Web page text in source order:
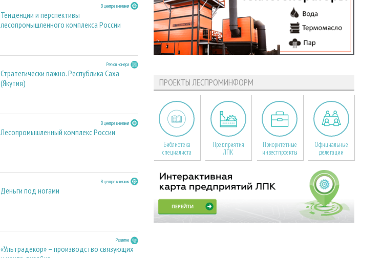
В центре внимания
Тенденции и перспективы
лесопромышленного комплекса России
Регион номера
Стратегически важно. Республика Саха
(Якутия)
В центре внимания
Лесопромышленный комплекс России
В центре внимания
Деньги под ногами
Развитие
«Ультрадекор» – производство связующих
ПРОЕКТЫ ЛЕСПРОМИНФОРМ
Библиотека
специалиста
Предприятия
ЛПК
Приоритетные
инвестпроекты
Официальные
делегации